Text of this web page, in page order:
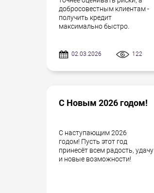
добросовестным клиентам -
получить кредит
максимально быстро.
02.03.2026 122
С Новым 2026 годом!
С наступающим 2026
годом! Пусть этот год
принесёт всем радость, удачу
и новые возможности!